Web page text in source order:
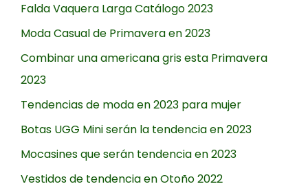
Falda Vaquera Larga Catálogo 2023
Moda Casual de Primavera en 2023
Combinar una americana gris esta Primavera
2023
Tendencias de moda en 2023 para mujer
Botas UGG Mini serán la tendencia en 2023
Mocasines que serán tendencia en 2023
Vestidos de tendencia en Otoño 2022